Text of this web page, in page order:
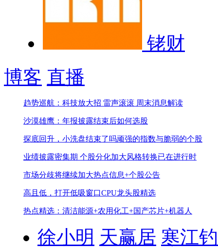
铑财
博客 直播
趋势巡航：科技放大招 雷声滚滚 周末消息解读
沙漠雄鹰：年报披露结束后如何选股
探底回升，小洗盘结束了吗顽强的指数与脆弱的个股
业绩披露密集期 个股分化加大风格转换已在进行时
市场分歧将继续加大热点信息+个股公告
高且低，打开低吸窗口CPU龙头股精选
热点精选：清洁能源+农用化工+国产芯片+机器人
徐小明 天赢居 寒江